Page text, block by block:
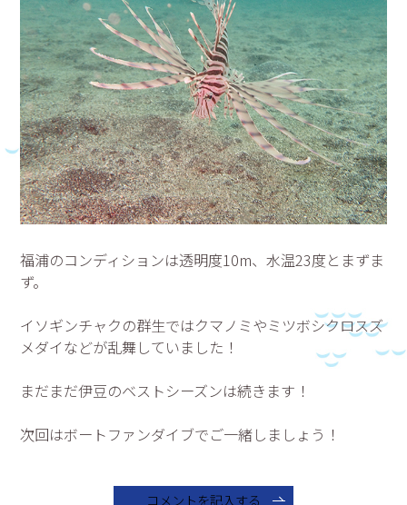
福浦のコンディションは透明度10m、水温23度とまずま
ず。
イソギンチャクの群生ではクマノミやミツボシクロスズ
メダイなどが乱舞していました！
まだまだ伊豆のベストシーズンは続きます！
次回はボートファンダイブでご一緒しましょう！
コメントを記入する